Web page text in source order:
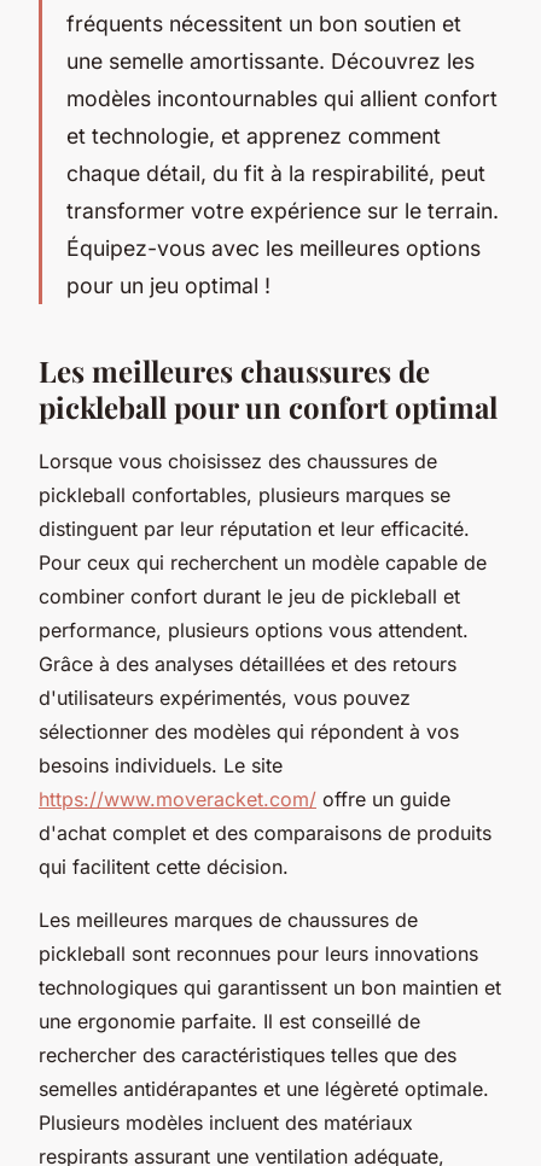
fréquents nécessitent un bon soutien et
une semelle amortissante. Découvrez les
modèles incontournables qui allient confort
et technologie, et apprenez comment
chaque détail, du fit à la respirabilité, peut
transformer votre expérience sur le terrain.
Équipez-vous avec les meilleures options
pour un jeu optimal !
Les meilleures chaussures de
pickleball pour un confort optimal
Lorsque vous choisissez des chaussures de
pickleball confortables, plusieurs marques se
distinguent par leur réputation et leur efficacité.
Pour ceux qui recherchent un modèle capable de
combiner confort durant le jeu de pickleball et
performance, plusieurs options vous attendent.
Grâce à des analyses détaillées et des retours
d'utilisateurs expérimentés, vous pouvez
sélectionner des modèles qui répondent à vos
besoins individuels. Le site
https://www.moveracket.com/ offre un guide
d'achat complet et des comparaisons de produits
qui facilitent cette décision.
Les meilleures marques de chaussures de
pickleball sont reconnues pour leurs innovations
technologiques qui garantissent un bon maintien et
une ergonomie parfaite. Il est conseillé de
rechercher des caractéristiques telles que des
semelles antidérapantes et une légèreté optimale.
Plusieurs modèles incluent des matériaux
respirants assurant une ventilation adéquate,